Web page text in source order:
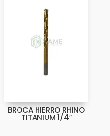
BROCA HIERRO RHINO
TITANIUM 1/4″